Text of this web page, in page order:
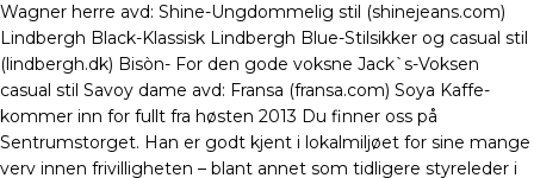
Wagner herre avd: Shine-Ungdommelig stil (shinejeans.com)
Lindbergh Black-Klassisk Lindbergh Blue-Stilsikker og casual stil
(lindbergh.dk) Bisòn- For den gode voksne Jack`s-Voksen
casual stil Savoy dame avd: Fransa (fransa.com) Soya Kaffe-
kommer inn for fullt fra høsten 2013 Du finner oss på
Sentrumstorget. Han er godt kjent i lokalmiljøet for sine mange
verv innen frivilligheten – blant annet som tidligere styreleder i